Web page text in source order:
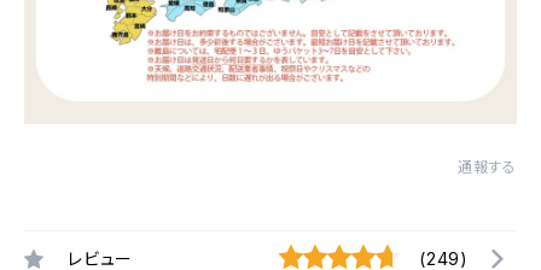
通報する
レビュー (249)